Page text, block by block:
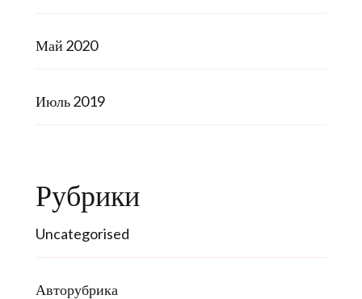
Май 2020
Июль 2019
Рубрики
Uncategorised
Авторубрика